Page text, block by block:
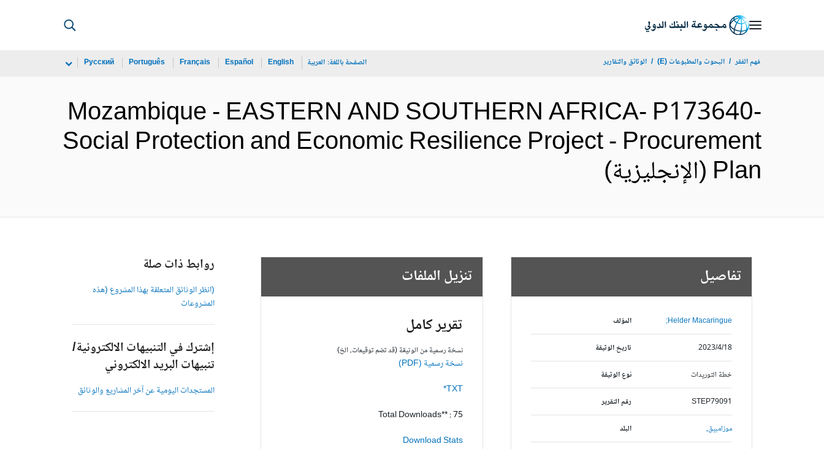
فهم الفقر البحوث والمطبوعات (E) الوثائق والتقارير الصفحة باللغة: العربية English
Español
Français
Português
Русский
Mozambique - EASTERN AND SOUTHERN AFRICA- P173640-
Social Protection and Economic Resilience Project - Procurement
Plan (الإنجليزية)
تفاصيل
المؤلف Helder Macaringue;
تاريخ الوثيقة 2023/4/18
نوع الوثيقة خطة التوريدات
رقم التقرير STEP79091
البلد موزامبيق,
تنزيل الملفات
تقرير كامل
نسخة رسمية من الوثيقة (قد تضم توقيعات، الخ)
نسخة رسمية (PDF)
TXT*
Total Downloads** : 75
Download Stats
روابط ذات صلة
(انظر الوثائق المتعلقة بهذا المشروع (هذه
المشروعات
إشترك في التنبيهات الالكترونية/
تنبيهات البريد الالكتروني
المستجدات اليومية عن آخر المشاريع والوثائق